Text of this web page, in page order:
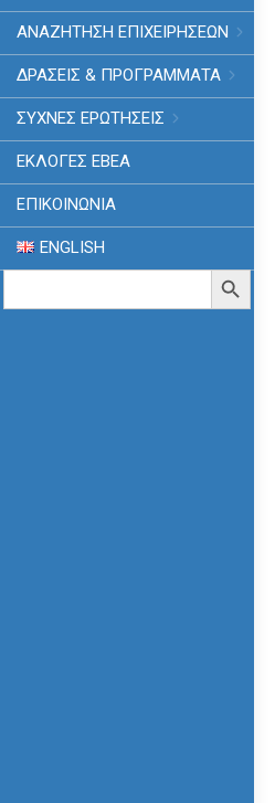
ΑΝΑΖΗΤΗΣΗ ΕΠΙΧΕΙΡΗΣΕΩΝ
ΔΡΑΣΕΙΣ & ΠΡΟΓΡΑΜΜΑΤΑ
ΣΥΧΝΕΣ ΕΡΩΤΗΣΕΙΣ
ΕΚΛΟΓΈΣ ΕΒΕΑ
ΕΠΙΚΟΙΝΩΝΙΑ
ENGLISH
Search
Search Button